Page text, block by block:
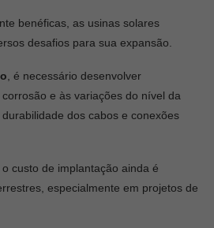
benéficas, as usinas solares
desafios para sua expansão.
, é necessário desenvolver
e às variações do nível da
dos cabos e conexões
, o custo de implantação ainda é
especialmente em projetos de